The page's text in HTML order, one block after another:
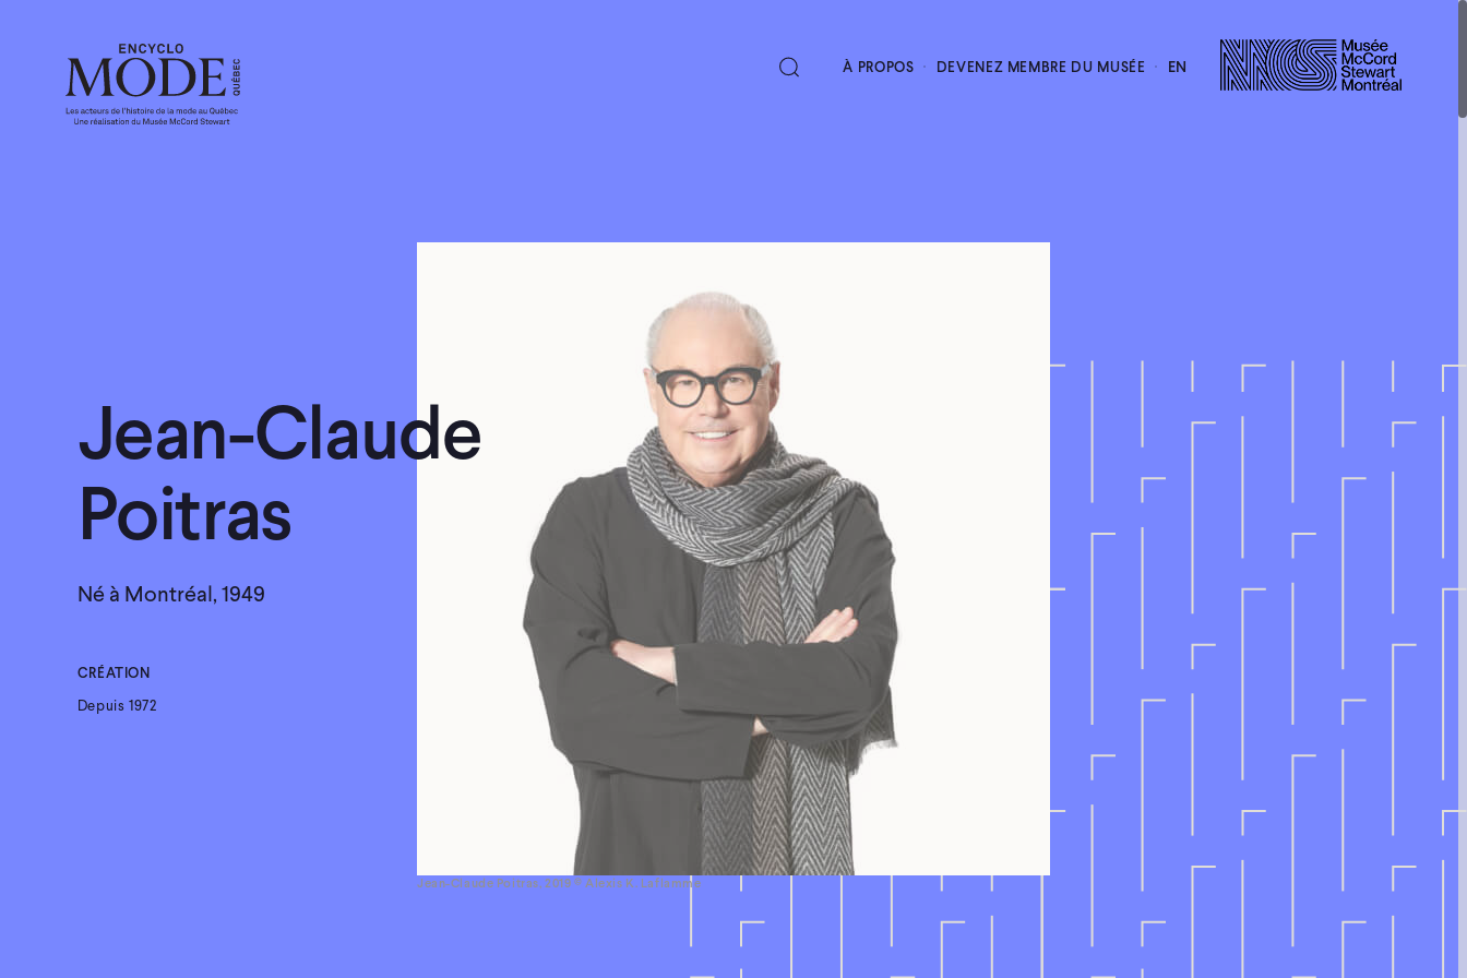
À PROPOS DEVENEZ MEMBRE DU MUSÉE EN
Jean-Claude
Poitras
Né à Montréal, 1949
CRÉATION
Depuis 1972
Jean-Claude Poitras, 2019 © Alexis K. Laflamme